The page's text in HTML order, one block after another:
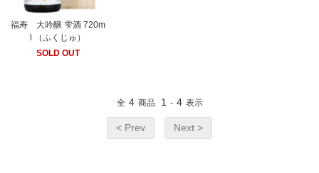
福寿 大吟醸 雫酒 720m
l （ふくじゅ）
SOLD OUT
全 4 商品 1 - 4 表示
< Prev Next >